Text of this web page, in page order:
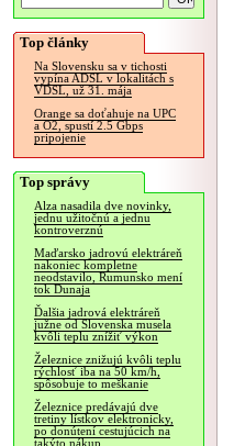
Top články
Na Slovensku sa v tichosti
vypína ADSL v lokalitách s
VDSL, už 31. mája
Orange sa doťahuje na UPC
a O2, spustí 2.5 Gbps
pripojenie
Top správy
Alza nasadila dve novinky,
jednu užitočnú a jednu
kontroverznú
Maďarsko jadrovú elektráreň
nakoniec kompletne
neodstavilo, Rumunsko mení
tok Dunaja
Ďalšia jadrová elektráreň
južne od Slovenska musela
kvôli teplu znížiť výkon
Železnice znižujú kvôli teplu
rýchlosť iba na 50 km/h,
spôsobuje to meškanie
Železnice predávajú dve
tretiny lístkov elektronicky,
po donútení cestujúcich na
takýto nákup